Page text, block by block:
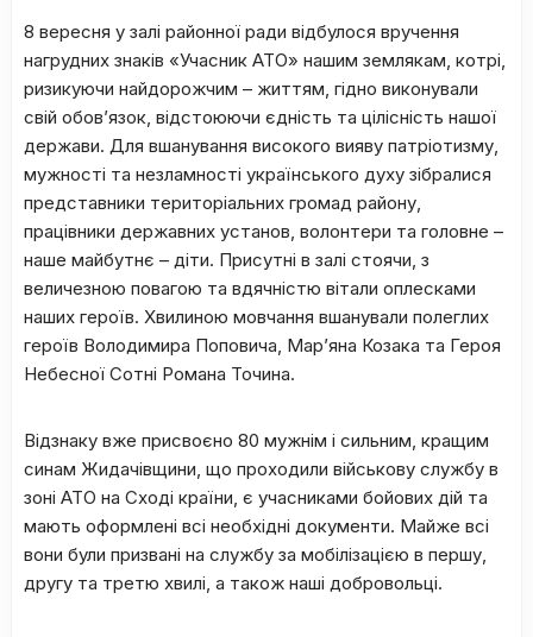
8 вересня у залі районної ради відбулося вручення
нагрудних знаків «Учасник АТО» нашим землякам, котрі,
ризикуючи найдорожчим – життям, гідно виконували
свій обов’язок, відстоюючи єдність та цілісність нашої
держави. Для вшанування високого вияву патріотизму,
мужності та незламності українського духу зібралися
представники територіальних громад району,
працівники державних установ, волонтери та головне –
наше майбутнє – діти. Присутні в залі стоячи, з
величезною повагою та вдячністю вітали оплесками
наших героїв. Хвилиною мовчання вшанували полеглих
героїв Володимира Поповича, Мар’яна Козака та Героя
Небесної Сотні Романа Точина.
Відзнаку вже присвоєно 80 мужнім і сильним, кращим
синам Жидачівщини, що проходили військову службу в
зоні АТО на Сході країни, є учасниками бойових дій та
мають оформлені всі необхідні документи. Майже всі
вони були призвані на службу за мобілізацією в першу,
другу та третю хвилі, а також наші добровольці.